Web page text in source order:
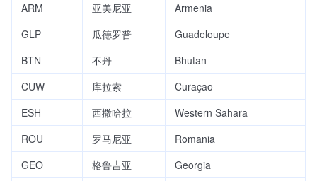
ARM
亚美尼亚
Armenia
GLP
瓜德罗普
Guadeloupe
BTN
不丹
Bhutan
CUW
库拉索
Curaçao
ESH
西撒哈拉
Western Sahara
ROU
罗马尼亚
Romania
GEO
格鲁吉亚
Georgia